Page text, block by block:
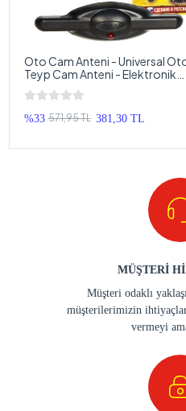
Oto Cam Anteni - Universal
Teyp Cam Anteni - Elektronik
Anten Kablosu
%33 571,95 TL 381,30 TL
MÜŞTERİ
Müşteri odaklı
müşterilerimizin
vermeyi